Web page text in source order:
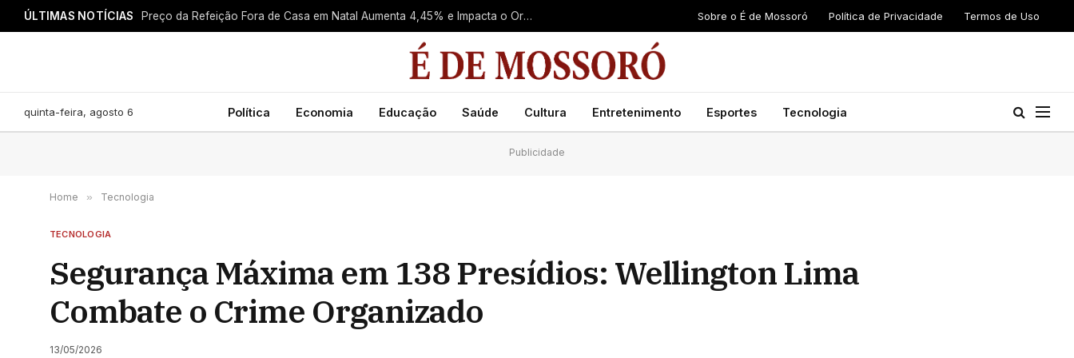
ÚLTIMAS NOTÍCIAS Preço da Refeição Fora de Casa em Natal Aumenta 4,45% e Impacta o Orçamento do Consumidor Sobre o É de Mossoró Política de Privacidade Termos de Uso
quinta-feira, agosto 6 Política Economia Educação Saúde Cultura Entretenimento Esportes Tecnologia
Publicidade
Home » Tecnologia
TECNOLOGIA
Segurança Máxima em 138 Presídios: Wellington Lima
Combate o Crime Organizado
13/05/2026